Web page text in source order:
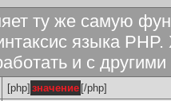
ту же самую
языка
и с
[php] значение [/php]